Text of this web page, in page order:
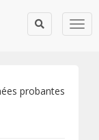
probantes